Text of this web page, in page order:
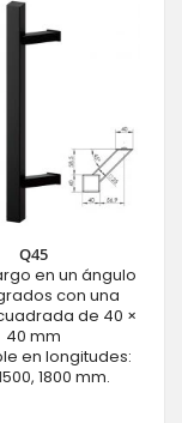
Q45
en un ángulo
con una
de 40 ×
40 mm
en longitudes:
1800 mm.